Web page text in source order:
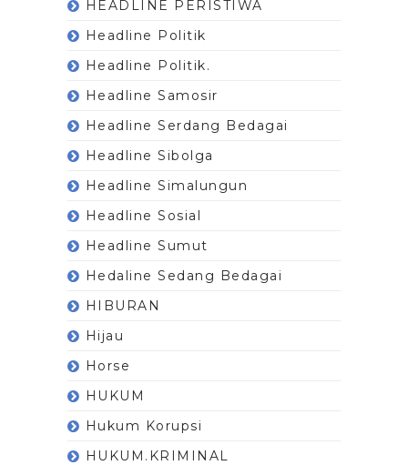
HEADLINE PERISTIWA
Headline Politik
Headline Politik.
Headline Samosir
Headline Serdang Bedagai
Headline Sibolga
Headline Simalungun
Headline Sosial
Headline Sumut
Hedaline Sedang Bedagai
HIBURAN
Hijau
Horse
HUKUM
Hukum Korupsi
HUKUM.KRIMINAL